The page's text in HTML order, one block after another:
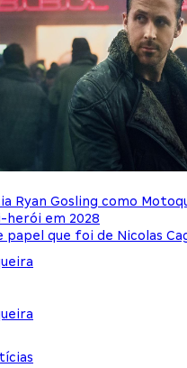
Ryan Gosling como
em 2028
papel que foi de Nicolas